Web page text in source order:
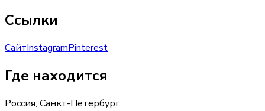
Ссылки
СайтInstagramPinterest
Где находится
Россия, Санкт-Петербург